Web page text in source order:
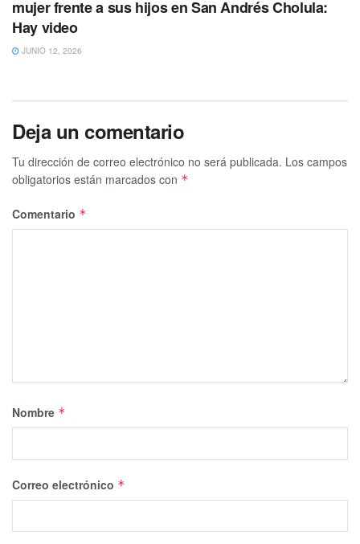
mujer frente a sus hijos en San Andrés Cholula:
Hay video
JUNIO 12, 2026
Deja un comentario
Tu dirección de correo electrónico no será publicada. Los campos
obligatorios están marcados con *
Comentario *
Nombre *
Correo electrónico *